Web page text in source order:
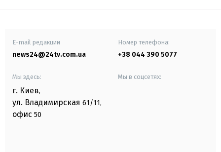
E-mail редакции
news24@24tv.com.ua
Номер телефона:
+38 044 390 5077
Мы здесь:
г. Киев,
ул. Владимирская 61/11,
офис 50
Мы в соцсетях: